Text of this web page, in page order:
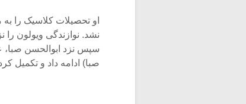
او تحصیلات کلاسیک را
نشد. نوازندگی ویولون
سپس نزد ابوالحسن صبا،
صبا) ادامه داد و تکمیل